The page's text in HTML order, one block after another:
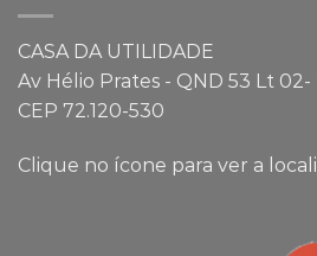
CASA DA UTILIDADE
Av Hélio Prates - QND 53 Lt
CEP 72.120-530
Clique no ícone para ver a